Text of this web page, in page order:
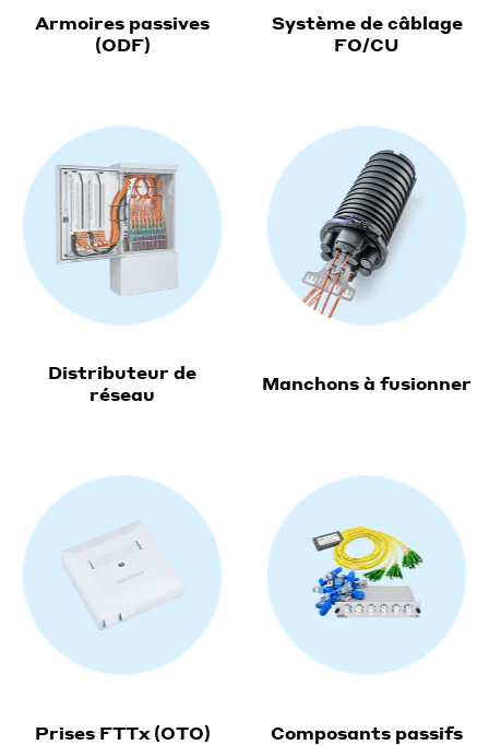
Armoires passives
(ODF)
Système de câblage
FO/CU
Distributeur de
réseau
Manchons à fusionner
Prises FTTx (OTO) Composants passifs